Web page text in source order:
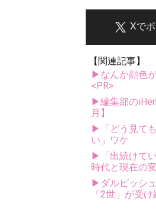
Xで
【関連記事】
▶なんか顔色
<PR>
▶編集部の
月】
▶「どう見て
い」ワケ
▶「出続けて
時代と現在の
▶ダルビッシ
「2世」が受